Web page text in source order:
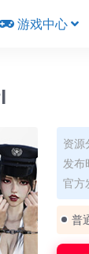
游戏中心
资
发布
官方
普